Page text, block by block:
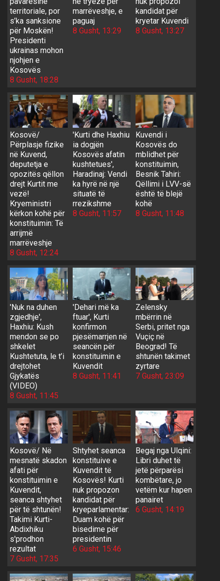
territoriale, por
s’ka sanksione
për Moskën!
Presidenti
ukrainas mohon
njohjen e
Kosovës
8 Gusht, 18:28
marrëveshje, e
paguaj
8 Gusht, 13:29
kandidat për
kryetar Kuvendi
8 Gusht, 13:27
Kosovë/
Përplasje fizike
në Kuvend,
deputetja e
opozitës qëllon
drejt Kurtit me
vezë!
Kryeministri
kërkon kohë për
konstituimin: Të
arrijmë
marrëveshje
8 Gusht, 12:24
'Kurti dhe Haxhiu
ia dogjën
Kosovës afatin
kushtetues',
Haradinaj: Vendi
ka hyrë në një
situatë të
rrezikshme
8 Gusht, 11:57
Kuvendi i
Kosovës do
mblidhet për
konstituimin,
Besnik Tahiri:
Qëllimi i LVV-së
është të blejë
kohë
8 Gusht, 11:48
'Nuk na duhen
zgjedhje',
Haxhiu: Kush
mendon se po
shkelet
Kushtetuta, le t’i
drejtohet
Gjykatës
(VIDEO)
8 Gusht, 11:45
'Dehari më ka
ftuar', Kurti
konfirmon
pjesëmarrjen në
seancën për
konstituimin e
Kuvendit
8 Gusht, 11:41
Zelensky
mbërrin në
Serbi, pritet nga
Vuçiç në
Beograd! Të
shtunën takimet
zyrtare
7 Gusht, 23:09
Kosovë/ Në
mesnatë skadon
afati për
konstituimin e
Kuvendit,
seanca shtyhet
për të shtunën!
Takimi Kurti-
Abdixhiku
s'prodhon
rezultat
7 Gusht, 17:35
Shtyhet seanca
konstituive e
Kuvendit të
Kosovës! Kurti
nuk propozon
kandidat për
kryeparlamentar:
Duam kohë për
bisedime për
presidentin
6 Gusht, 15:46
Begaj nga Ulqini:
Libri duhet të
jetë përparësi
kombëtare, jo
vetëm kur hapen
panairet
6 Gusht, 14:19